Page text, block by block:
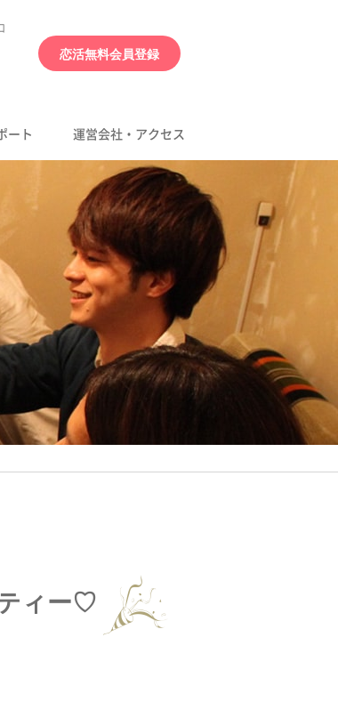
恋活無料会員登録
ート 運営会社・アクセス
ィー♡